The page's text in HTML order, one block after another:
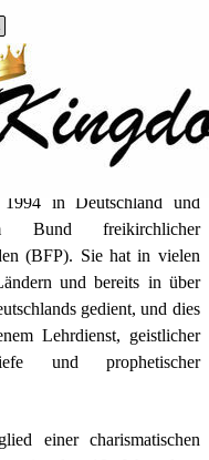
Life NOW e.V.
in Deutschland und
Bund freikirchlicher
(BFP). Sie hat in vielen
und bereits in über
gedient, und dies
Lehrdienst, geistlicher
und prophetischer
einer charismatischen